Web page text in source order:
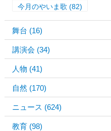
今月のやいま歌 (82)
舞台 (16)
講演会 (34)
人物 (41)
自然 (170)
ニュース (624)
教育 (98)